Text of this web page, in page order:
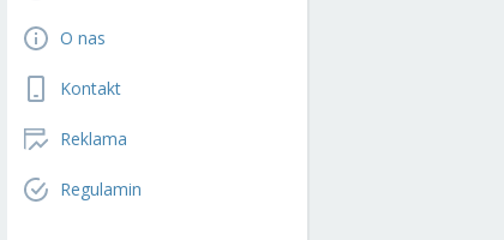
O nas
Kontakt
Reklama
Regulamin